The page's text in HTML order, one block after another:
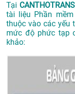
Tại CANTHOTRANS
tài liệu Phần
thuộc vào các yếu
mức độ phức tạp
khảo: